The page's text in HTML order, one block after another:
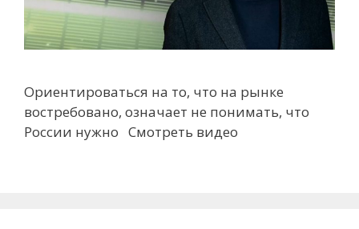
Ориентироваться на то, что на рынке
востребовано, означает не понимать, что
России нужно Смотреть видео